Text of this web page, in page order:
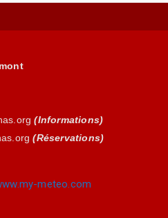
(Informations)
(Réservations)
meteo.com